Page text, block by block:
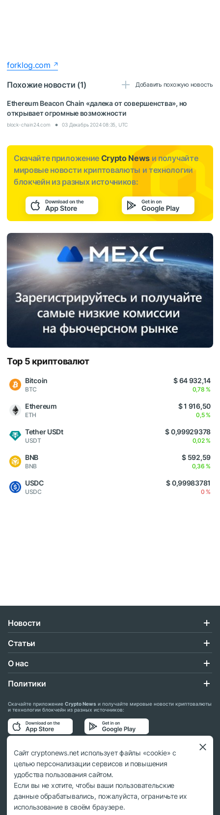
forklog.com
Похожие новости (1)
Добавить похожую новость
Ethereum Beacon Chain «далека от совершенства», но
открывает огромные возможности
block-chain24.com 03 Декабрь 2024 08:35, UTC
Скачайте приложение Crypto News и получайте
мировые новости криптовалюты и технологии
блокчейн из разных источников:
Top 5 криптовалют
Bitcoin
BTC
$ 64 932,14
0,78 %
Ethereum
ETH
$ 1 916,50
0,5 %
Tether USDt
USDT
$ 0,99929378
0,02 %
BNB
BNB
$ 592,59
0,36 %
USDC
USDC
$ 0,99983781
0 %
Новости
Статьи
О нас
Политики
Скачайте приложение Crypto News и получайте мировые новости криптовалюты
и технологии блокчейн из разных источников:
Подписывайтесь на нас в социальных сетях:
© 2018 - 2026 Crypto News. При использовании материалов ссылка на
cryptonews.net обязательна.
Сайт cryptonews.net использует файлы «cookie» с
целью персонализации сервисов и повышения
удобства пользования сайтом.
Если вы не хотите, чтобы ваши пользовательские
данные обрабатывались, пожалуйста, ограничьте их
использование в своём браузере.